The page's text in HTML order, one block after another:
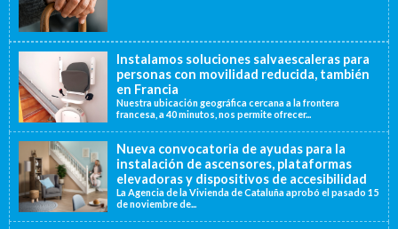
Instalamos soluciones salvaescaleras para
personas con movilidad reducida, también
en Francia
Nuestra ubicación geográfica cercana a la frontera
francesa, a 40 minutos, nos permite ofrecer...
Nueva convocatoria de ayudas para la
instalación de ascensores, plataformas
elevadoras y dispositivos de accesibilidad
La Agencia de la Vivienda de Cataluña aprobó el pasado 15
de noviembre de...